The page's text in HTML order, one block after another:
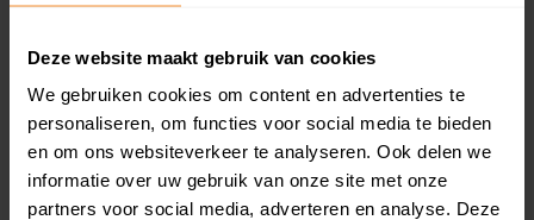
Deze website maakt gebruik van cookies
We gebruiken cookies om content en advertenties te
personaliseren, om functies voor social media te bieden
en om ons websiteverkeer te analyseren. Ook delen we
informatie over uw gebruik van onze site met onze
partners voor social media, adverteren en analyse. Deze
1946 - 1980
1981 - 2007
100%
2008 of later
0%